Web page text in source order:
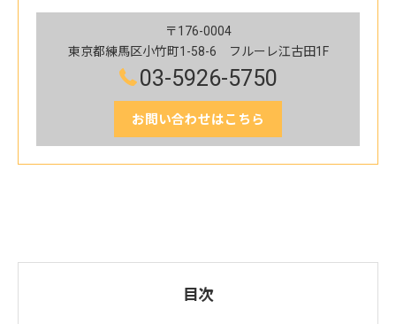
〒176-0004
東京都練馬区小竹町1-58-6 フルーレ江古田1F
03-5926-5750
お問い合わせはこちら
目次